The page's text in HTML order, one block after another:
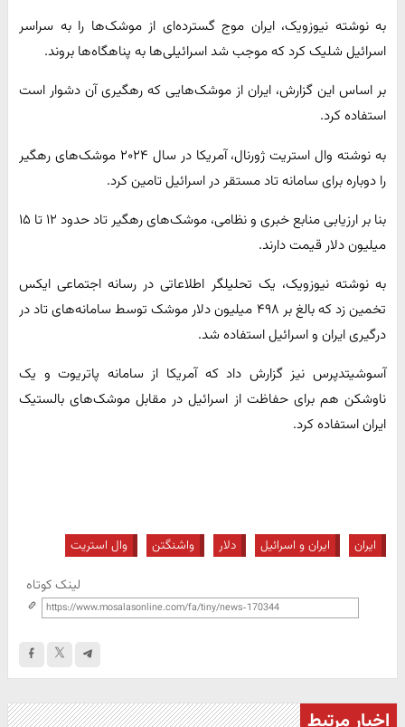
به نوشته نیوزویک، ایران موج گسترده‌ای از موشک‌ها را به سراسر
اسرائیل شلیک کرد که موجب شد اسرائیلی‌ها به پناهگاه‌ها بروند.
بر اساس این گزارش، ایران از موشک‌هایی که رهگیری آن دشوار است
استفاده کرد.
به نوشته وال استریت ژورنال، آمریکا در سال ۲۰۲۴ موشک‌های رهگیر
را دوباره برای سامانه تاد مستقر در اسرائیل تامین کرد.
بنا بر ارزیابی منابع خبری و نظامی، موشک‌های رهگیر تاد حدود ۱۲ تا ۱۵
میلیون دلار قیمت دارند.
به نوشته نیوزویک، یک تحلیلگر اطلاعاتی در رسانه اجتماعی ایکس
تخمین زد که بالغ بر ۴۹۸ میلیون دلار موشک توسط سامانه‌های تاد در
درگیری ایران و اسرائیل استفاده شد.
آسوشیتدپرس نیز گزارش داد که آمریکا از سامانه پاتریوت و یک
ناوشکن هم برای حفاظت از اسرائیل در مقابل موشک‌های بالستیک
ایران استفاده کرد.
ایران ایران و اسرائیل دلار واشنگتن وال استریت
لینک کوتاه
اخبار مرتبط